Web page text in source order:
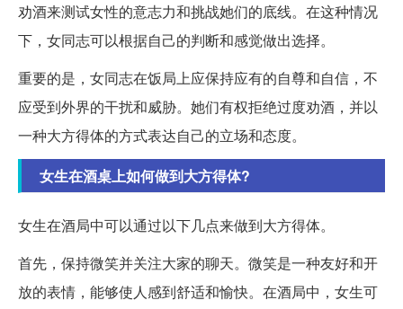
劝酒来测试女性的意志力和挑战她们的底线。在这种情况
下，女同志可以根据自己的判断和感觉做出选择。
重要的是，女同志在饭局上应保持应有的自尊和自信，不
应受到外界的干扰和威胁。她们有权拒绝过度劝酒，并以
一种大方得体的方式表达自己的立场和态度。
女生在酒桌上如何做到大方得体?
女生在酒局中可以通过以下几点来做到大方得体。
首先，保持微笑并关注大家的聊天。微笑是一种友好和开
放的表情，能够使人感到舒适和愉快。在酒局中，女生可